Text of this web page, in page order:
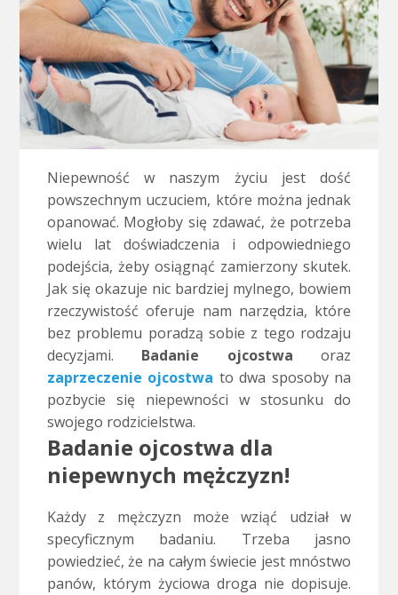
Niepewność w naszym życiu jest dość
powszechnym uczuciem, które można jednak
opanować. Mogłoby się zdawać, że potrzeba
wielu lat doświadczenia i odpowiedniego
podejścia, żeby osiągnąć zamierzony skutek.
Jak się okazuje nic bardziej mylnego, bowiem
rzeczywistość oferuje nam narzędzia, które
bez problemu poradzą sobie z tego rodzaju
decyzjami. Badanie ojcostwa oraz
zaprzeczenie ojcostwa to dwa sposoby na
pozbycie się niepewności w stosunku do
swojego rodzicielstwa.
Badanie ojcostwa dla
niepewnych mężczyzn!
Każdy z mężczyzn może wziąć udział w
specyficznym badaniu. Trzeba jasno
powiedzieć, że na całym świecie jest mnóstwo
panów, którym życiowa droga nie dopisuje.